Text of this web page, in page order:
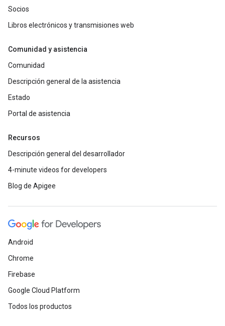
Socios
Libros electrónicos y transmisiones web
Comunidad y asistencia
Comunidad
Descripción general de la asistencia
Estado
Portal de asistencia
Recursos
Descripción general del desarrollador
4-minute videos for developers
Blog de Apigee
Android
Chrome
Firebase
Google Cloud Platform
Todos los productos